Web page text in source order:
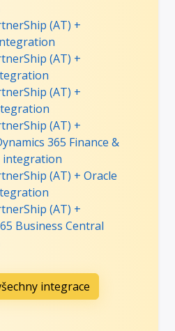
(AT) +
(AT) +
(AT) +
(AT) +
365 Finance &
integration
(AT) + Oracle
(AT) +
Business Central
integrace